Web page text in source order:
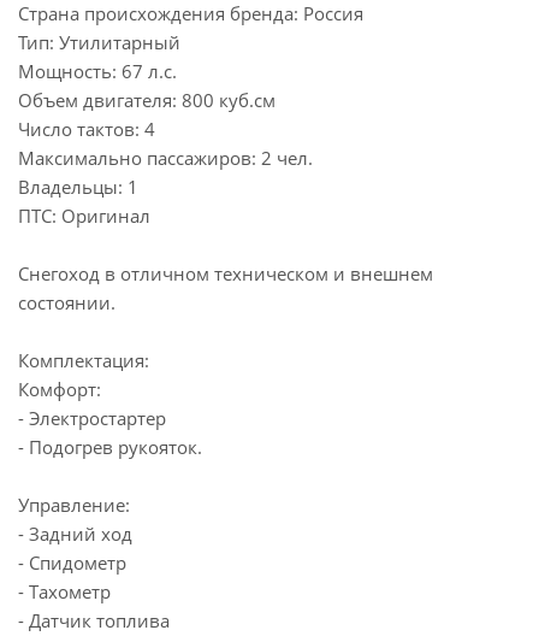
Страна происхождения бренда: Россия
Тип: Утилитарный
Мощность: 67 л.с.
Объем двигателя: 800 куб.см
Число тактов: 4
Максимально пассажиров: 2 чел.
Владельцы: 1
ПТС: Оригинал
Снегоход в отличном техническом и внешнем
состоянии.
Комплектация:
Комфорт:
- Электростартер
- Подогрев рукояток.
Управление:
- Задний ход
- Спидометр
- Тахометр
- Датчик топлива